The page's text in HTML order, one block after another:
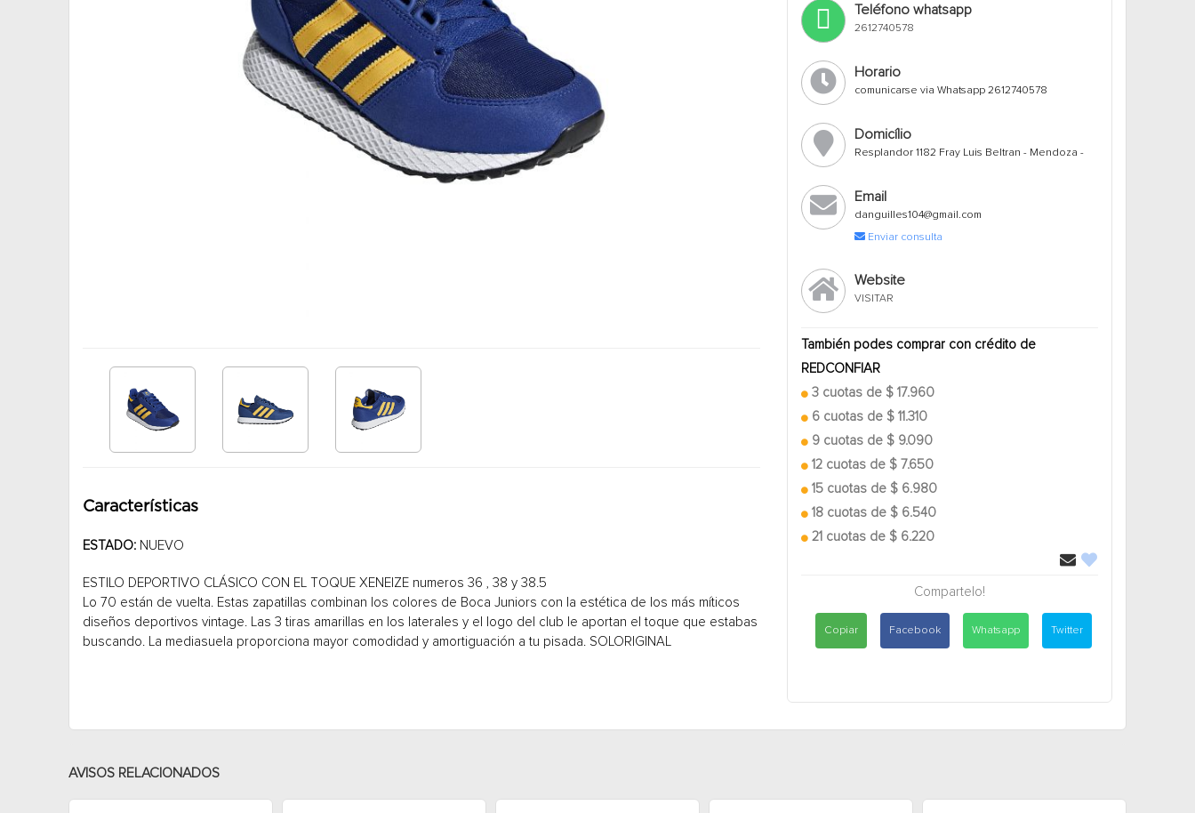
Características
ESTADO: NUEVO
ESTILO DEPORTIVO CLÁSICO CON EL TOQUE XENEIZE numeros 36 , 38 y 38.5
Lo 70 están de vuelta. Estas zapatillas combinan los colores de Boca Juniors con la estética de los más míticos
diseños deportivos vintage. Las 3 tiras amarillas en los laterales y el logo del club le aportan el toque que estabas
buscando. La mediasuela proporciona mayor comodidad y amortiguación a tu pisada. SOLORIGINAL
Teléfono whatsapp
2612740578
Horario
comunicarse via Whatsapp 2612740578
Domicílio
Resplandor 1182 Fray Luis Beltran - Mendoza -
Email
danguilles104@gmail.com
Enviar consulta
Website
VISITAR
También podes comprar con crédito de
REDCONFIAR
3 cuotas de $ 17.960
6 cuotas de $ 11.310
9 cuotas de $ 9.090
12 cuotas de $ 7.650
15 cuotas de $ 6.980
18 cuotas de $ 6.540
21 cuotas de $ 6.220
Compartelo!
Copiar Facebook Whatsapp Twitter
AVISOS RELACIONADOS